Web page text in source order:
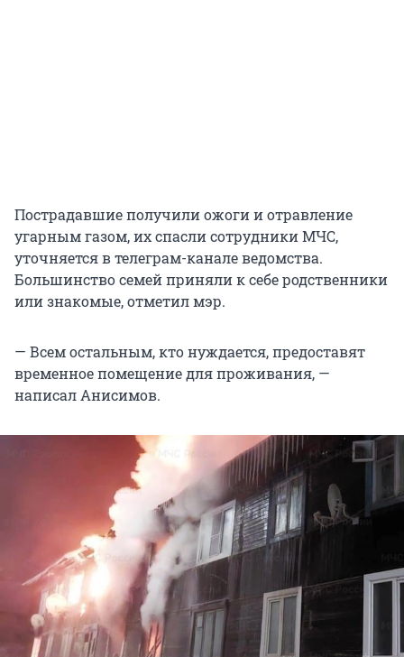
Пострадавшие получили ожоги и отравление
угарным газом, их спасли сотрудники МЧС,
уточняется в телеграм-канале ведомства.
Большинство семей приняли к себе родственники
или знакомые, отметил мэр.
— Всем остальным, кто нуждается, предоставят
временное помещение для проживания, —
написал Анисимов.